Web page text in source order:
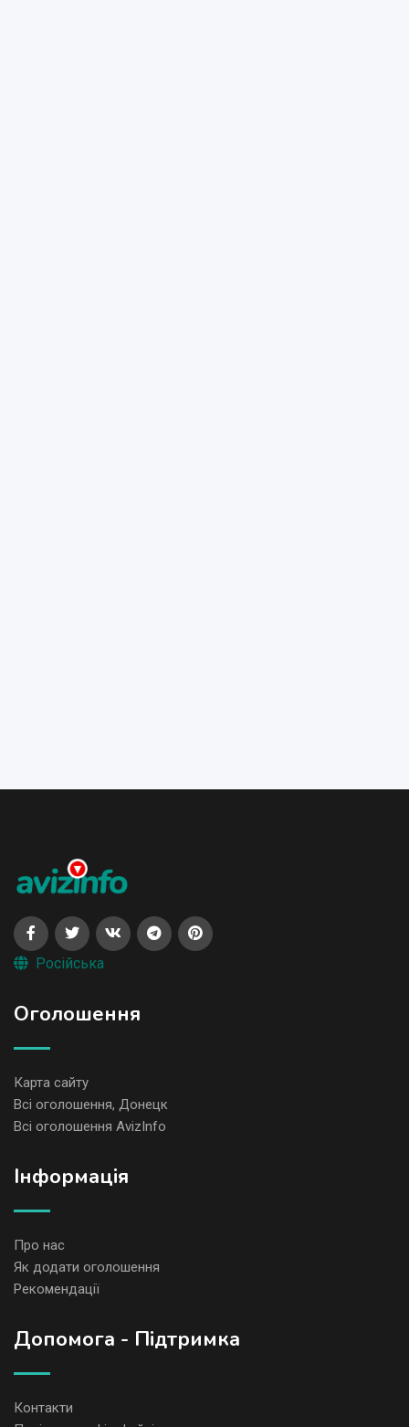
Російська
Оголошення
Карта сайту
Всі оголошення, Донецк
Всі оголошення AvizInfo
Iнформація
Про нас
Як додати оголошення
Рекомендації
Допомога - Підтримка
Контакти